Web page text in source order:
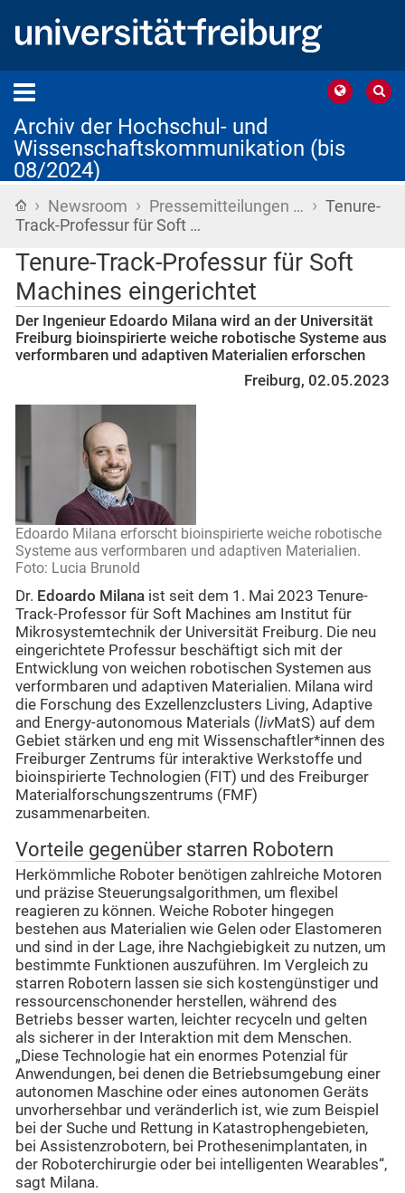
Archiv der Hochschul- und
Wissenschaftskommunikation (bis
08/2024)
Startseite
› Newsroom › Pressemitteilungen … › Tenure-
Track-Professur für Soft …
Tenure-Track-Professur für Soft
Machines eingerichtet
Der Ingenieur Edoardo Milana wird an der Universität
Freiburg bioinspirierte weiche robotische Systeme aus
verformbaren und adaptiven Materialien erforschen
Freiburg, 02.05.2023
Edoardo Milana erforscht bioinspirierte weiche robotische
Systeme aus verformbaren und adaptiven Materialien.
Foto: Lucia Brunold
Dr. Edoardo Milana ist seit dem 1. Mai 2023 Tenure-
Track-Professor für Soft Machines am Institut für
Mikrosystemtechnik der Universität Freiburg. Die neu
eingerichtete Professur beschäftigt sich mit der
Entwicklung von weichen robotischen Systemen aus
verformbaren und adaptiven Materialien. Milana wird
die Forschung des Exzellenzclusters Living, Adaptive
and Energy-autonomous Materials (livMatS) auf dem
Gebiet stärken und eng mit Wissenschaftler*innen des
Freiburger Zentrums für interaktive Werkstoffe und
bioinspirierte Technologien (FIT) und des Freiburger
Materialforschungszentrums (FMF)
zusammenarbeiten.
Vorteile gegenüber starren Robotern
Herkömmliche Roboter benötigen zahlreiche Motoren
und präzise Steuerungsalgorithmen, um flexibel
reagieren zu können. Weiche Roboter hingegen
bestehen aus Materialien wie Gelen oder Elastomeren
und sind in der Lage, ihre Nachgiebigkeit zu nutzen, um
bestimmte Funktionen auszuführen. Im Vergleich zu
starren Robotern lassen sie sich kostengünstiger und
ressourcenschonender herstellen, während des
Betriebs besser warten, leichter recyceln und gelten
als sicherer in der Interaktion mit dem Menschen.
„Diese Technologie hat ein enormes Potenzial für
Anwendungen, bei denen die Betriebsumgebung einer
autonomen Maschine oder eines autonomen Geräts
unvorhersehbar und veränderlich ist, wie zum Beispiel
bei der Suche und Rettung in Katastrophengebieten,
bei Assistenzrobotern, bei Prothesenimplantaten, in
der Roboterchirurgie oder bei intelligenten Wearables“,
sagt Milana.